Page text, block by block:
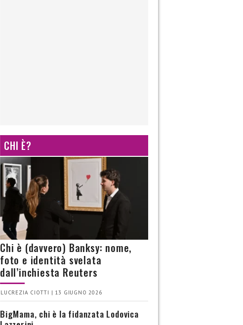
CHI È?
Chi è (davvero) Banksy: nome,
foto e identità svelata
dall’inchiesta Reuters
LUCREZIA CIOTTI | 13 GIUGNO 2026
BigMama, chi è la fidanzata Lodovica